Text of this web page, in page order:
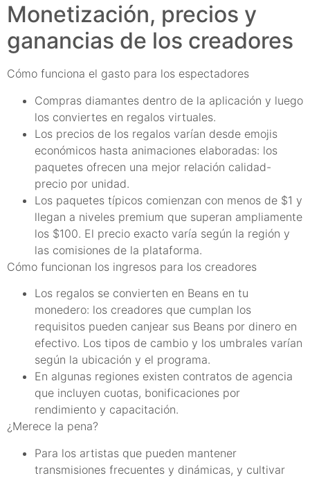
Monetización, precios y
ganancias de los creadores
Cómo funciona el gasto para los espectadores
Compras diamantes dentro de la aplicación y luego
los conviertes en regalos virtuales.
Los precios de los regalos varían desde emojis
económicos hasta animaciones elaboradas: los
paquetes ofrecen una mejor relación calidad-
precio por unidad.
Los paquetes típicos comienzan con menos de $1 y
llegan a niveles premium que superan ampliamente
los $100. El precio exacto varía según la región y
las comisiones de la plataforma.
Cómo funcionan los ingresos para los creadores
Los regalos se convierten en Beans en tu
monedero: los creadores que cumplan los
requisitos pueden canjear sus Beans por dinero en
efectivo. Los tipos de cambio y los umbrales varían
según la ubicación y el programa.
En algunas regiones existen contratos de agencia
que incluyen cuotas, bonificaciones por
rendimiento y capacitación.
¿Merece la pena?
Para los artistas que pueden mantener
transmisiones frecuentes y dinámicas, y cultivar